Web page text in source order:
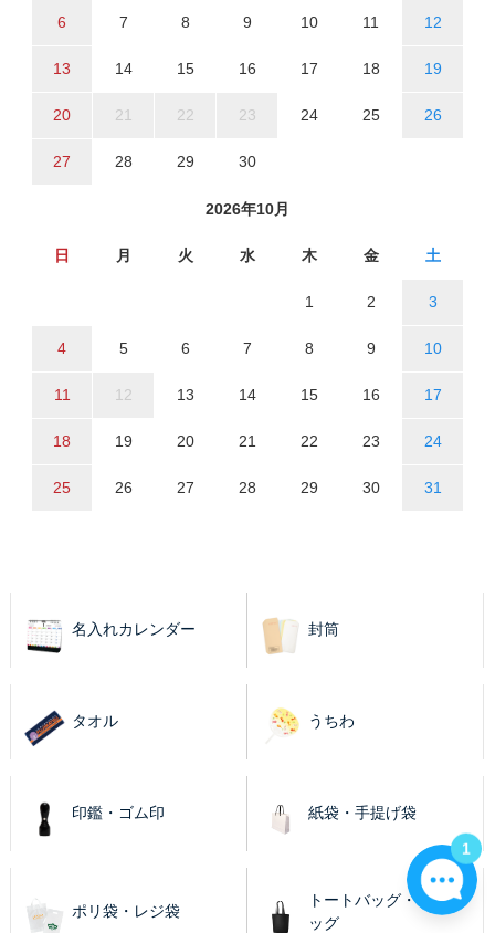
6 7 8 9 10 11 12
13 14 15 16 17 18 19
20 21 22 23 24 25 26
27 28 29 30
2026年10月
日 月 火 水 木 金 土
1 2 3
4 5 6 7 8 9 10
11 12 13 14 15 16 17
18 19 20 21 22 23 24
25 26 27 28 29 30 31
名入れカレンダー 封筒
タオル うちわ
印鑑・ゴム印 紙袋・手提げ袋
ポリ袋・レジ袋
トートバッグ・エコバ
ッグ
1